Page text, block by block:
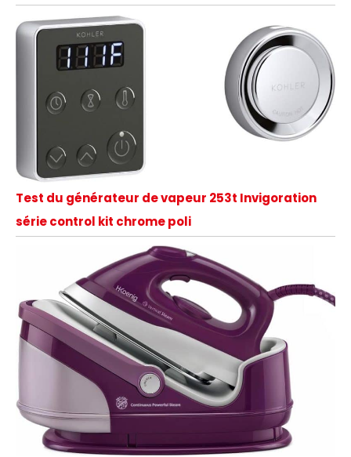
Test du générateur de vapeur 253t Invigoration
série control kit chrome poli